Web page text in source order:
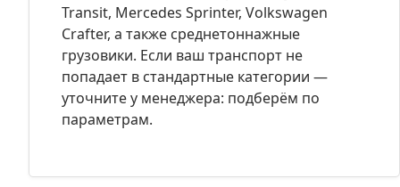
Transit, Mercedes Sprinter, Volkswagen
Crafter, а также среднетоннажные
грузовики. Если ваш транспорт не
попадает в стандартные категории —
уточните у менеджера: подберём по
параметрам.